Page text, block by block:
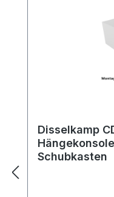
Disselkamp
Schubkasten